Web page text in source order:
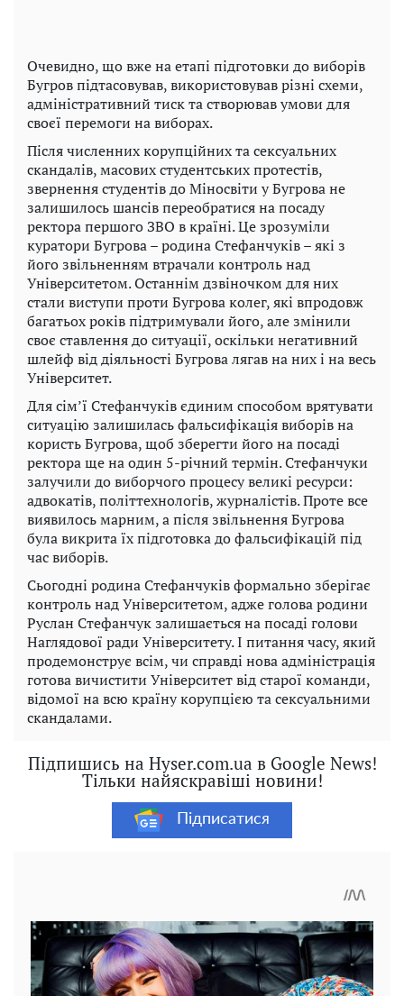
Очевидно, що вже на етапі підготовки до виборів
Бугров підтасовував, використовував різні схеми,
адміністративний тиск та створював умови для
своєї перемоги на виборах.
Після численних корупційних та сексуальних
скандалів, масових студентських протестів,
звернення студентів до Міносвіти у Бугрова не
залишилось шансів переобратися на посаду
ректора першого ЗВО в країні. Це зрозуміли
куратори Бугрова – родина Стефанчуків – які з
його звільненням втрачали контроль над
Університетом. Останнім дзвіночком для них
стали виступи проти Бугрова колег, які впродовж
багатьох років підтримували його, але змінили
своє ставлення до ситуації, оскільки негативний
шлейф від діяльності Бугрова лягав на них і на весь
Університет.
Для сім’ї Стефанчуків єдиним способом врятувати
ситуацію залишилась фальсифікація виборів на
користь Бугрова, щоб зберегти його на посаді
ректора ще на один 5-річний термін. Стефанчуки
залучили до виборчого процесу великі ресурси:
адвокатів, політтехнологів, журналістів. Проте все
виявилось марним, а після звільнення Бугрова
була викрита їх підготовка до фальсифікацій під
час виборів.
Сьогодні родина Стефанчуків формально зберігає
контроль над Університетом, адже голова родини
Руслан Стефанчук залишається на посаді голови
Наглядової ради Університету. І питання часу, який
продемонструє всім, чи справді нова адміністрація
готова вичистити Університет від старої команди,
відомої на всю країну корупцією та сексуальними
скандалами.
Підпишись на Hyser.com.ua в Google News!
Тільки найяскравіші новини!
Підписатися